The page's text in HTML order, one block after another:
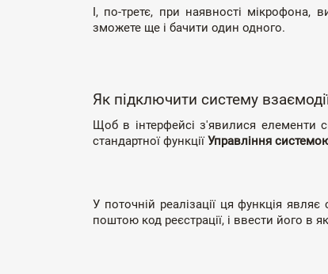
І, по-третє, при наявності
зможете ще і бачити один одного.
Як підключити систему
Щоб в інтерфейсі з'явилися елементи
стандартної функціїУправління
У поточній реалізації ця функція
поштою код реєстрації, і ввести його в